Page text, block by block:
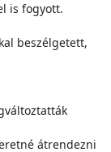
is fogyott.
beszélgetett,
átrendezni